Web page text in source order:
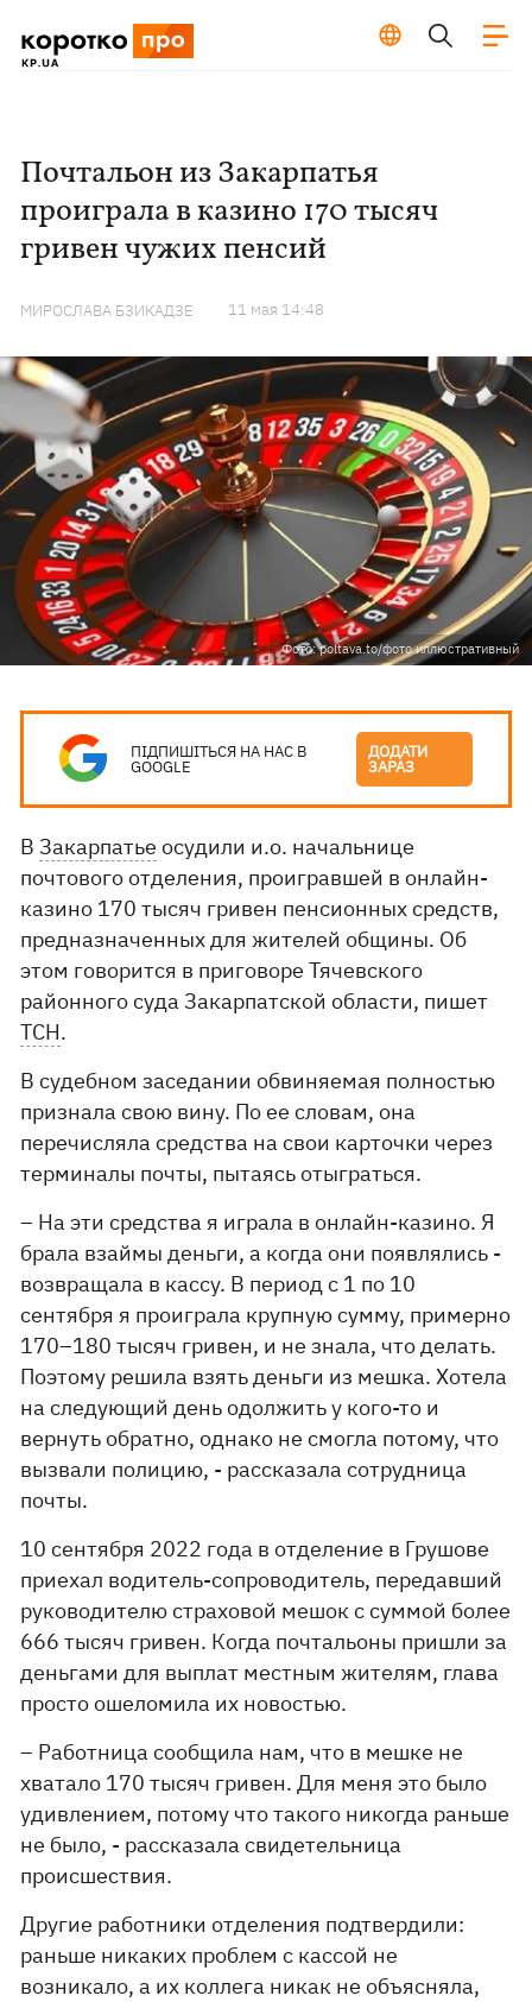
Почтальон из Закарпатья
проиграла в казино 170 тысяч
гривен чужих пенсий
МИРОСЛАВА БЗИКАДЗЕ 11 мая 14:48
Фото: poltava.to/фото иллюстративный
ПІДПИШІТЬСЯ НА НАС В
GOOGLE
ДОДАТИ
ЗАРАЗ
В Закарпатье осудили и.о. начальнице
почтового отделения, проигравшей в онлайн-
казино 170 тысяч гривен пенсионных средств,
предназначенных для жителей общины. Об
этом говорится в приговоре Тячевского
районного суда Закарпатской области, пишет
ТСН.
В судебном заседании обвиняемая полностью
признала свою вину. По ее словам, она
перечисляла средства на свои карточки через
терминалы почты, пытаясь отыграться.
– На эти средства я играла в онлайн-казино. Я
брала взаймы деньги, а когда они появлялись -
возвращала в кассу. В период с 1 по 10
сентября я проиграла крупную сумму, примерно
170–180 тысяч гривен, и не знала, что делать.
Поэтому решила взять деньги из мешка. Хотела
на следующий день одолжить у кого-то и
вернуть обратно, однако не смогла потому, что
вызвали полицию, - рассказала сотрудница
почты.
10 сентября 2022 года в отделение в Грушове
приехал водитель-сопроводитель, передавший
руководителю страховой мешок с суммой более
666 тысяч гривен. Когда почтальоны пришли за
деньгами для выплат местным жителям, глава
просто ошеломила их новостью.
– Работница сообщила нам, что в мешке не
хватало 170 тысяч гривен. Для меня это было
удивлением, потому что такого никогда раньше
не было, - рассказала свидетельница
происшествия.
Другие работники отделения подтвердили:
раньше никаких проблем с кассой не
возникало, а их коллега никак не объясняла,